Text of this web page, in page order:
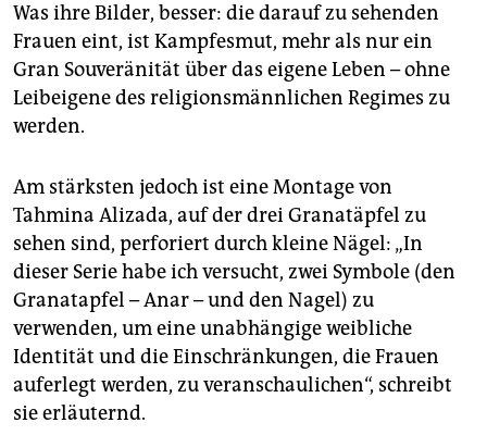
Was ihre Bilder, besser: die darauf zu sehenden
Frauen eint, ist Kampfesmut, mehr als nur ein
Gran Souveränität über das eigene Leben – ohne
Leibeigene des religionsmännlichen Regimes zu
werden.
Am stärksten jedoch ist eine Montage von
Tahmina Alizada, auf der drei Granatäpfel zu
sehen sind, perforiert durch kleine Nägel: „In
dieser Serie habe ich versucht, zwei Symbole (den
Granatapfel – Anar – und den Nagel) zu
verwenden, um eine unabhängige weibliche
Identität und die Einschränkungen, die Frauen
auferlegt werden, zu veranschaulichen“, schreibt
sie erläuternd.